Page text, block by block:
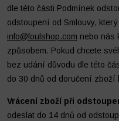
dle této části Podmínek
odstoupení od Smlouvy,
info@foulshop.com nebo nás
způsobem. Pokud chcete
bez udání důvodu dle této
do 30 dnů od doručení zboží
Vrácení zboží při
odeslat do 14 dnů od